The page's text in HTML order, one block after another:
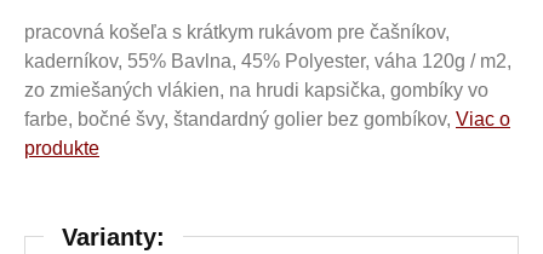
pracovná košeľa s krátkym rukávom pre čašníkov,
kaderníkov, 55% Bavlna, 45% Polyester, váha 120g / m2,
zo zmiešaných vlákien, na hrudi kapsička, gombíky vo
farbe, bočné švy, štandardný golier bez gombíkov, Viac o
produkte
Varianty: